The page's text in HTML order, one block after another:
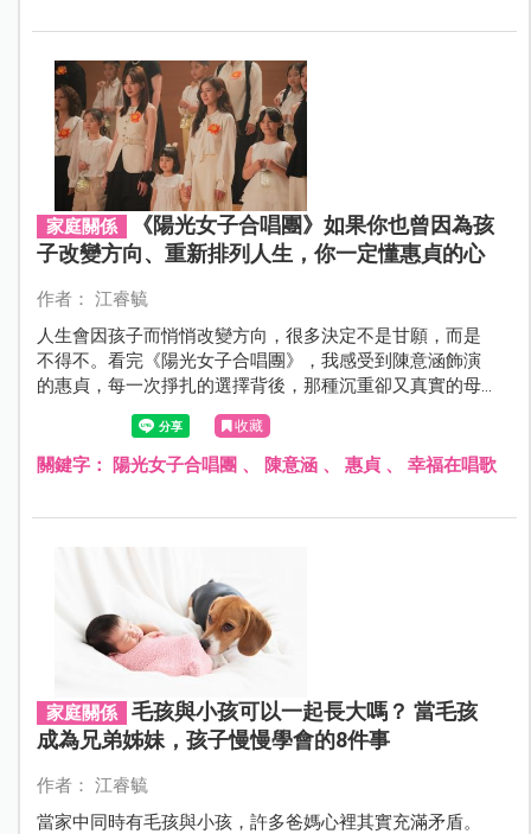
家庭關係
《陽光女子合唱團》如果你也曾因為孩
子改變方向、重新排列人生，你一定懂惠貞的心
作者： 江睿毓
人生會因孩子而悄悄改變方向，很多決定不是甘願，而是
不得不。看完《陽光女子合唱團》，我感受到陳意涵飾演
的惠貞，每一次掙扎的選擇背後，那種沉重卻又真實的母
性羈絆，讓人久久無法釋懷，也讓每一位父母心有所感。
收藏
關鍵字： 陽光女子合唱團 、 陳意涵、 惠貞、 幸福在唱歌
家庭關係
毛孩與小孩可以一起長大嗎？ 當毛孩
成為兄弟姊妹，孩子慢慢學會的8件事
作者： 江睿毓
當家中同時有毛孩與小孩，許多爸媽心裡其實充滿矛盾。